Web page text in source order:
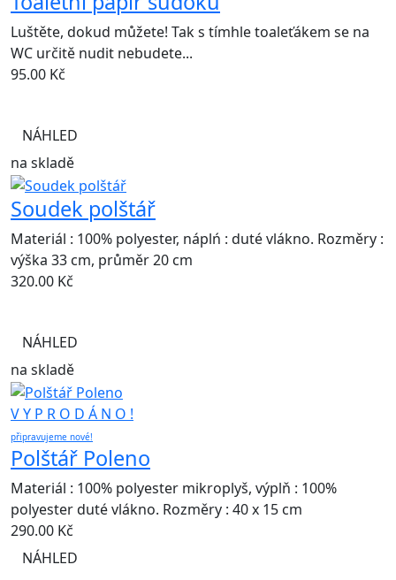
Luštěte, dokud můžete! Tak s tímhle toaleťákem se na
WC určitě nudit nebudete...
95.00 Kč
NÁHLED
na skladě
Soudek polštář
Materiál : 100% polyester, náplń : duté vlákno. Rozměry :
výška 33 cm, průměr 20 cm
320.00 Kč
NÁHLED
na skladě
V Y P R O D Á N O !
připravujeme nové!
Polštář Poleno
Materiál : 100% polyester mikroplyš, výplň : 100%
polyester duté vlákno. Rozměry : 40 x 15 cm
290.00 Kč
NÁHLED